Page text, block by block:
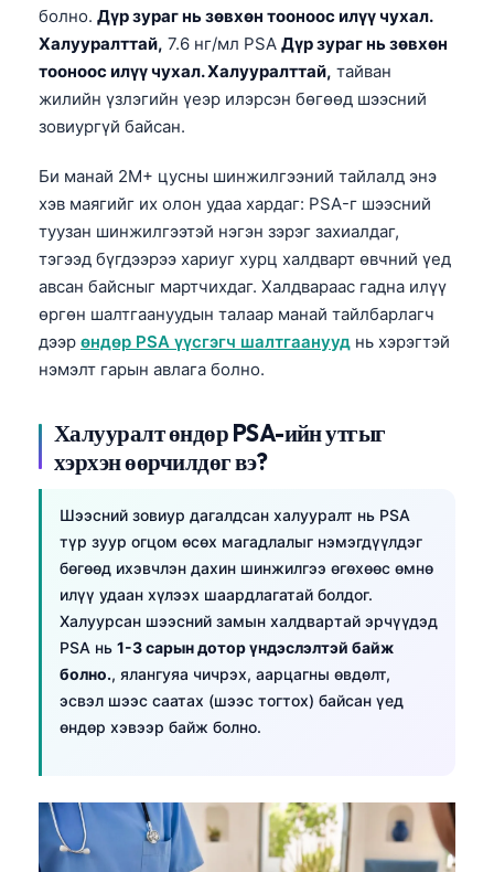
болно. Дүр зураг нь зөвхөн тооноос илүү чухал.
Халууралттай, 7.6 нг/мл PSA Дүр зураг нь зөвхөн
тооноос илүү чухал. Халууралттай, тайван
жилийн үзлэгийн үеэр илэрсэн бөгөөд шээсний
зовиургүй байсан.
Би манай 2M+ цусны шинжилгээний тайлалд энэ
хэв маягийг их олон удаа хардаг: PSA-г шээсний
туузан шинжилгээтэй нэгэн зэрэг захиалдаг,
тэгээд бүгдээрээ хариуг хурц халдварт өвчний үед
авсан байсныг мартчихдаг. Халдвараас гадна илүү
өргөн шалтгаануудын талаар манай тайлбарлагч
дээр өндөр PSA үүсгэгч шалтгаанууд нь хэрэгтэй
нэмэлт гарын авлага болно.
Халууралт өндөр PSA-ийн утгыг
хэрхэн өөрчилдөг вэ?
Шээсний зовиур дагалдсан халууралт нь PSA
түр зуур огцом өсөх магадлалыг нэмэгдүүлдэг
бөгөөд ихэвчлэн дахин шинжилгээ өгөхөөс өмнө
илүү удаан хүлээх шаардлагатай болдог.
Халуурсан шээсний замын халдвартай эрчүүдэд
PSA нь 1-3 сарын дотор үндэслэлтэй байж
болно., ялангуяа чичрэх, аарцагны өвдөлт,
эсвэл шээс саатах (шээс тогтох) байсан үед
өндөр хэвээр байж болно.